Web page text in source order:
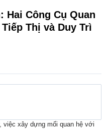
Hai Công Cụ Quan
Thị và Duy Trì
việc xây dựng mối quan hệ với